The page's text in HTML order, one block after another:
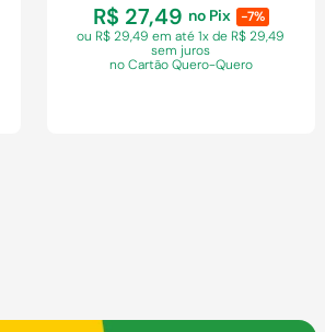
R$ 27,49 no Pix
-7%
ou R$ 29,49 ematé 1x de R$ 29,49
sem juros
no Cartão Quero-Quero